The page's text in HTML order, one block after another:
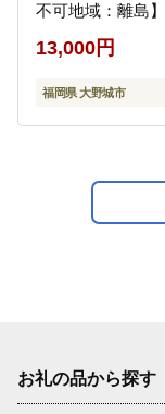
不可地域：離島】
13,000円
福岡県 大野城市
お礼の品から探す